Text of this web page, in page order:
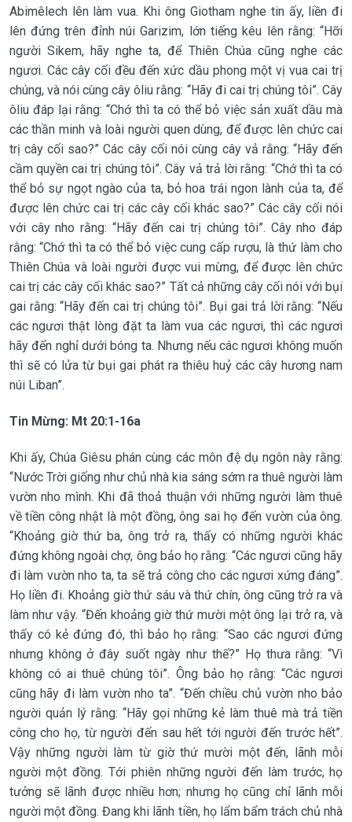
Abimêlech lên làm vua. Khi ông Giotham nghe tin ấy, liền đi
lên đứng trên đỉnh núi Garizim, lớn tiếng kêu lên rằng: “Hỡi
người Sikem, hãy nghe ta, để Thiên Chúa cũng nghe các
ngươi. Các cây cối đều đến xức dầu phong một vị vua cai trị
chúng, và nói cùng cây ôliu rằng: “Hãy đi cai trị chúng tôi”. Cây
ôliu đáp lại rằng: “Chớ thì ta có thể bỏ việc sản xuất dầu mà
các thần minh và loài người quen dùng, để được lên chức cai
trị cây cối sao?” Các cây cối nói cùng cây vả rằng: “Hãy đến
cầm quyền cai trị chúng tôi”. Cây vả trả lời rằng: “Chớ thì ta có
thể bỏ sự ngọt ngào của ta, bỏ hoa trái ngon lành của ta, để
được lên chức cai trị các cây cối khác sao?” Các cây cối nói
với cây nho rằng: “Hãy đến cai trị chúng tôi”. Cây nho đáp
rằng: “Chớ thì ta có thể bỏ việc cung cấp rượu, là thứ làm cho
Thiên Chúa và loài người được vui mừng, để được lên chức
cai trị các cây cối khác sao?” Tất cả những cây cối nói với bụi
gai rằng: “Hãy đến cai trị chúng tôi”. Bụi gai trả lời rằng: “Nếu
các ngươi thật lòng đặt ta làm vua các ngươi, thì các ngươi
hãy đến nghỉ dưới bóng ta. Nhưng nếu các ngươi không muốn
thì sẽ có lửa từ bụi gai phát ra thiêu huỷ các cây hương nam
núi Liban”.
Tin Mừng: Mt 20:1-16a
Khi ấy, Chúa Giêsu phán cùng các môn đệ dụ ngôn này rằng:
“Nước Trời giống như chủ nhà kia sáng sớm ra thuê người làm
vườn nho mình. Khi đã thoả thuận với những người làm thuê
về tiền công nhật là một đồng, ông sai họ đến vườn của ông.
“Khoảng giờ thứ ba, ông trở ra, thấy có những người khác
đứng không ngoài chợ, ông bảo họ rằng: “Các ngươi cũng hãy
đi làm vườn nho ta, ta sẽ trả công cho các ngươi xứng đáng”.
Họ liền đi. Khoảng giờ thứ sáu và thứ chín, ông cũng trở ra và
làm như vậy. “Đến khoảng giờ thứ mười một ông lại trở ra, và
thấy có kẻ đứng đó, thì bảo họ rằng: “Sao các ngươi đứng
nhưng không ở đây suốt ngày như thế?” Họ thưa rằng: “Vì
không có ai thuê chúng tôi”. Ông bảo họ rằng: “Các ngươi
cũng hãy đi làm vườn nho ta”. “Đến chiều chủ vườn nho bảo
người quản lý rằng: “Hãy gọi những kẻ làm thuê mà trả tiền
công cho họ, từ người đến sau hết tới người đến trước hết”.
Vậy những người làm từ giờ thứ mười một đến, lãnh mỗi
người một đồng. Tới phiên những người đến làm trước, họ
tưởng sẽ lãnh được nhiều hơn; nhưng họ cũng chỉ lãnh mỗi
người một đồng. Đang khi lãnh tiền, họ lẩm bẩm trách chủ nhà